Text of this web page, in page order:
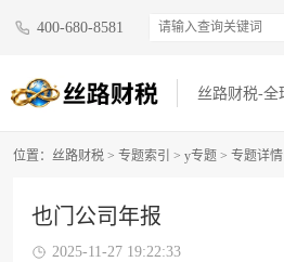
400-680-8581
丝路财税-全
位置： 丝路财税 > 专题索引 > y专题 > 专题详情
也门公司年报
2025-11-27 19:22:33